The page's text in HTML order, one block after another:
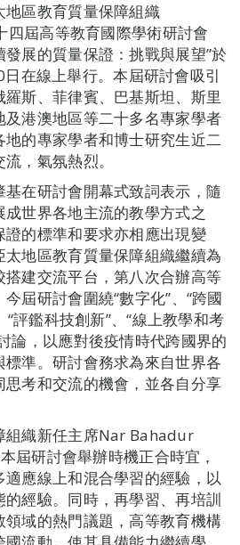
區教育質量保障組織
四屆高等教育國際學術研討會
展的質量保證：挑戰與展望”於
在線上舉行。本屆研討會吸引
斯、菲律賓、巴基斯坦、斯里
港澳地區等二十多名專家學者
的專家學者和博士研究生近二
，氣氛熱烈。
在研討會開幕式致詞表示，隨
世界各地主流的教學方式之
的標準和要求亦相應出現變
地區教育質量保障組織繼續為
建交流平台，第八次合辦高等
屆研討會圍繞“數字化”、“跨國
“評鑑科技創新”、“線上教學和考
論，以應對後疫情時代跨國界的
準。研討會務求為來自世界各
考和交流的機會，並各自分享
組織新任主席Nar Bahadur
屆研討會舉辦時機正合時宜，
應線上和混合學習的經驗，以
經驗。同時，再學習、再培訓
域的熱門議題，高等教育機構